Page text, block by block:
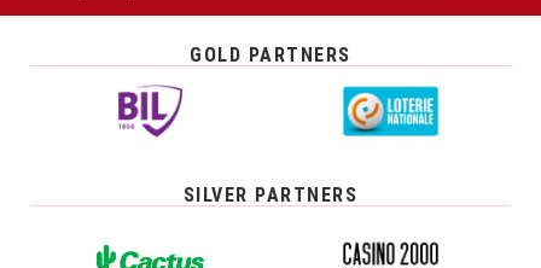
GOLD PARTNERS
SILVER PARTNERS